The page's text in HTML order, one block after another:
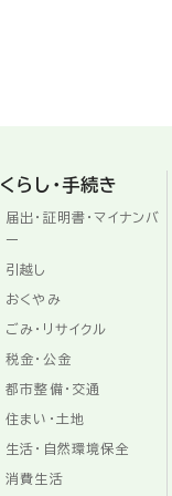
くらし・手続き
届出・証明書・マイナンバ
ー
引越し
おくやみ
ごみ・リサイクル
税金・公金
都市整備・交通
住まい・土地
生活・自然環境保全
消費生活